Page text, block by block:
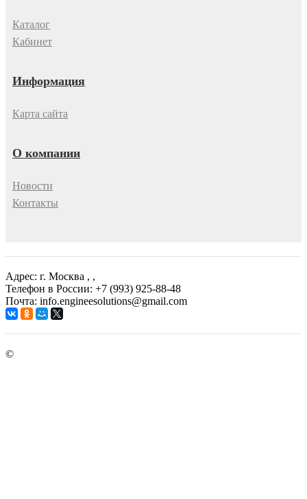
Каталог
Кабинет
Информация
Карта сайта
О компании
Новости
Контакты
Адрес: г. Москва , ,
Телефон в России: +7 (993) 925-88-48
Почта: info.engineesolutions@gmail.com
©